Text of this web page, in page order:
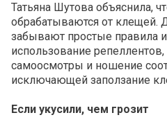
Татьяна Шутова объяснила,
обрабатываются от клещей.
забывают простые правила
использование
самоосмотры и ношение
исключающей заползание
Если укусили, чем грозит